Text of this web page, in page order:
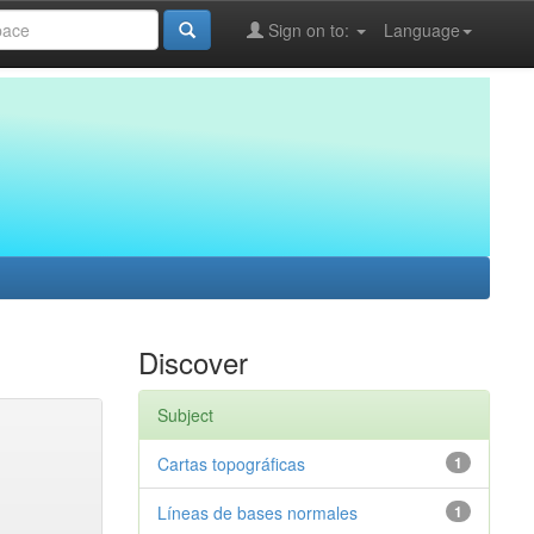
Language
Sign on to:
Discover
Subject
1
Cartas topográficas
1
Líneas de bases normales